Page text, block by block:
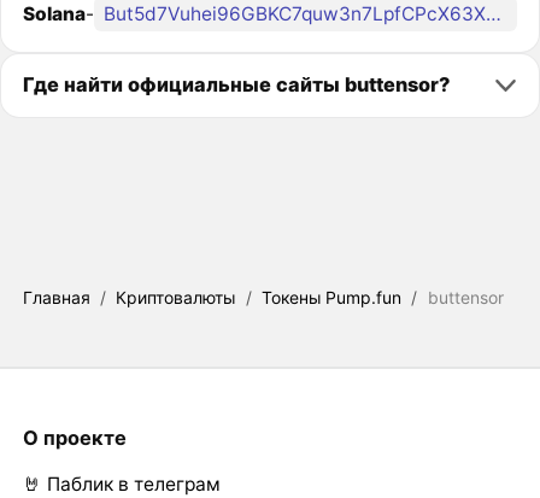
Solana- But5d7Vuhei96GBKC7quw3n7LpfCPcX63XNt5aXmf37N
Где найти официальные сайты buttensor?
Главная / Криптовалюты / Токены Pump.fun / buttensor
О проекте
🤘 Паблик в телеграм